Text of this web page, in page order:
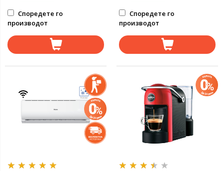
Споредете го
производот
Споредете го
производот